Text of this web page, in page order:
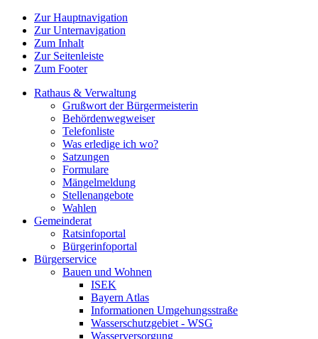
Zur Hauptnavigation
Zur Unternavigation
Zum Inhalt
Zur Seitenleiste
Zum Footer
Rathaus & Verwaltung
Grußwort der Bürgermeisterin
Behördenwegweiser
Telefonliste
Was erledige ich wo?
Satzungen
Formulare
Mängelmeldung
Stellenangebote
Wahlen
Gemeinderat
Ratsinfoportal
Bürgerinfoportal
Bürgerservice
Bauen und Wohnen
ISEK
Bayern Atlas
Informationen Umgehungsstraße
Wasserschutzgebiet - WSG
Wasserversorgung